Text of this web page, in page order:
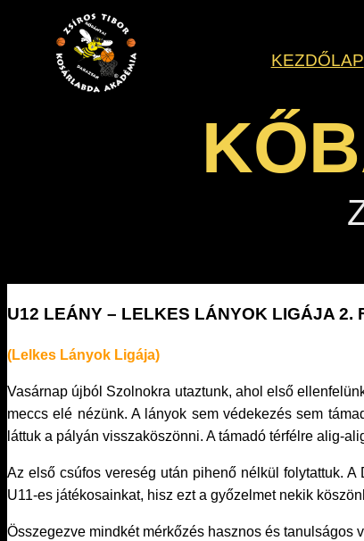
tartalomhoz
KEZDŐLAP
U12 LEÁNY – LELKES LÁNYOK LIGÁJA 2.
(Lelkes Lányok Ligája)
Vasárnap újból Szolnokra utaztunk, ahol első
meccs elé nézünk. A lányok sem védekezés sem
láttuk a pályán visszaköszönni. A támadó térfélre alig-
Az első csúfos vereség után pihenő nélkül folytattuk.
U11-es játékosainkat, hisz ezt a győzelmet nekik
Összegezve mindkét mérkőzés hasznos és tanulságos